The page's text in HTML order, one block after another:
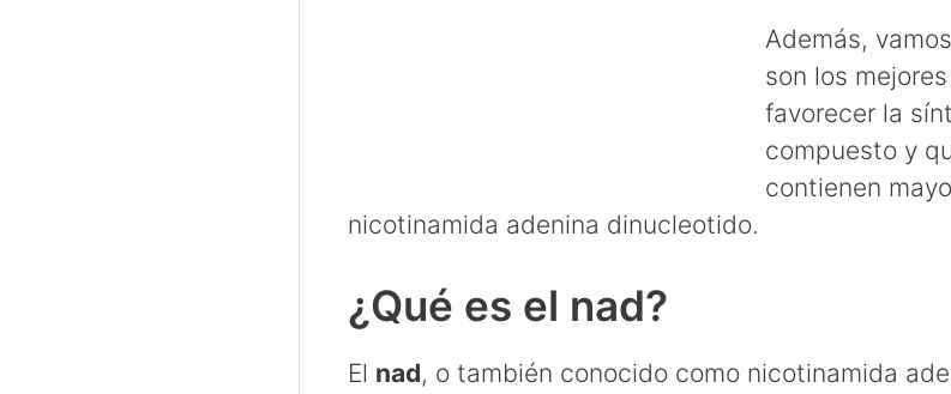
Además,
son los
favorecer la
compuesto y
contienen
nicotinamida adenina dinucleotido.
¿Qué es el nad?
El nad, o también conocido como nicotinamida